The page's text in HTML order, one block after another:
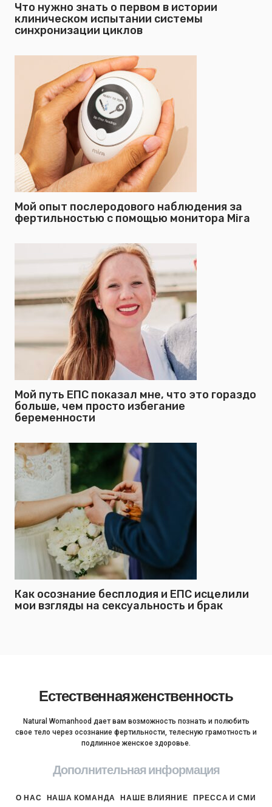
Что нужно знать о первом в истории
клиническом испытании системы
синхронизации циклов
Мой опыт послеродового наблюдения за
фертильностью с помощью монитора Mira
Мой путь ЕПС показал мне, что это гораздо
больше, чем просто избегание
беременности
Как осознание бесплодия и ЕПС исцелили
мои взгляды на сексуальность и брак
Естественная женственность
Natural Womanhood дает вам возможность познать и полюбить
свое тело через осознание фертильности, телесную грамотность и
подлинное женское здоровье.
Дополнительная информация
О НАС НАША КОМАНДА НАШЕ ВЛИЯНИЕ ПРЕССА И СМИ